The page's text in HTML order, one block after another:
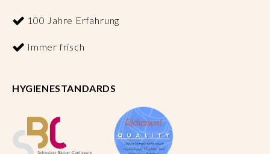
100 Jahre Erfahrung
Immer frisch
HYGIENESTANDARDS